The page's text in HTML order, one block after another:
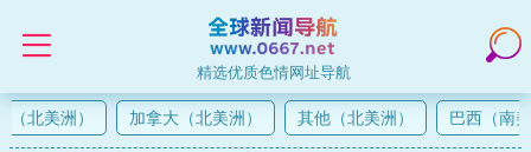
精选优质色情网址导航
北美洲） 加拿大（北美洲） 其他（北美洲） 巴西（南美